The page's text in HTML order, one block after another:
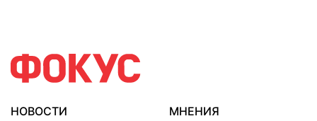
НОВОСТИ
МНЕНИЯ